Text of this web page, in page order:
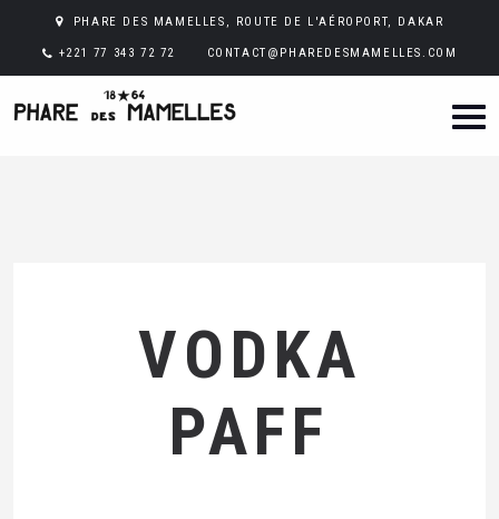
PHARE DES MAMELLES, ROUTE DE L'AÉROPORT, DAKAR
+221 77 343 72 72 CONTACT@PHAREDESMAMELLES.COM
VODKA
PAFF